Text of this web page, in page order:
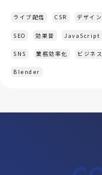
ライブ配信 CSR デザイン
SEO 効果音 JavaScript
SNS 業務効率化 ビジネス
Blender